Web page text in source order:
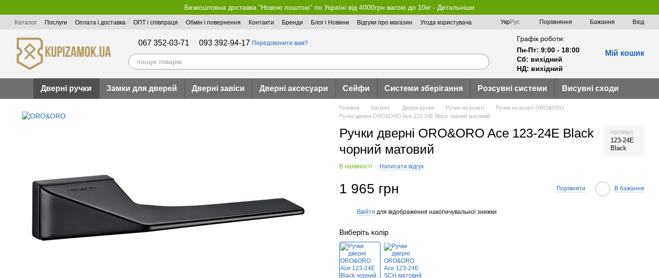
Безкоштовна доставка "Новою поштою" по Україні від 4000грн вагою до 10кг - Детальніше
Каталог Послуги Оплата і доставка ОПТ і співпраця Обмін і повернення Контакти Бренди Блог і Новини Відгуки про магазин
Угода користувача
УкрРус Порівняння Бажання Вхід
067 352-03-71 093 392-94-17 Передзвонити вам?
Графік роботи:
Пн-Пт: 9:00 - 18:00
Сб: вихідний
НД: вихідний
Мій кошик
Дверні ручки Замки для дверей Дверні завіси Дверні аксесуари Сейфи Системи зберігання Розсувні системи Висувні сходи
Головна Каталог Дверні ручки Ручки на розеті
Ручки на розеті ORO&ORO
Ручки дверні ORO&ORO Ace 123-24E Black чорний матовий
Ручки дверні ORO&ORO Ace 123-24E Black
чорний матовий
Артикул
123-24E
Black
В наявності Написати відгук
1 965 грн Порівняти В бажання
Ввійти для відображення накопичувальної знижки
Виберіть колір